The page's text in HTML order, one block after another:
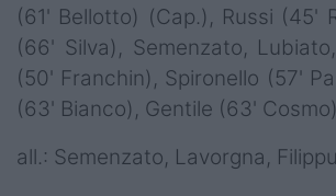
(61' Bellotto) (Cap.), Russi (45'
(66' Silva), Semenzato,
(50' Franchin), Spironello (57'
(63' Bianco), Gentile (63' Cosmo)
all.: Semenzato, Lavorgna,